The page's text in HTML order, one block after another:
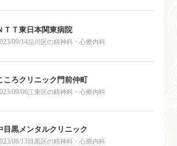
ＴＴ東日本関東病院
09/14品川区の精神科・心療内科
ころクリニック門前仲町
09/06江東区の精神科・心療内科
目黒メンタルクリニック
08/13目黒区の精神科・心療内科